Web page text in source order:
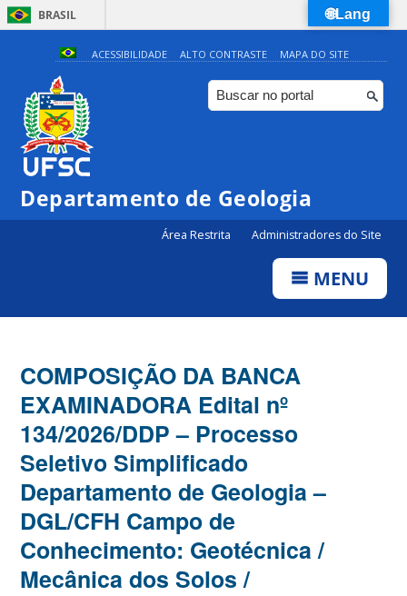
BRASIL
Simplifique!
Comunica BR
Participe
Canais
ACESSIBILIDADE ALTO CONTRASTE MAPA DO SITE
Departamento de Geologia
Área Restrita Administradores do Site
MENU
COMPOSIÇÃO DA BANCA
EXAMINADORA Edital nº
134/2026/DDP – Processo
Seletivo Simplificado
Departamento de Geologia –
DGL/CFH Campo de
Conhecimento: Geotécnica /
Mecânica dos Solos /
🌐Lang